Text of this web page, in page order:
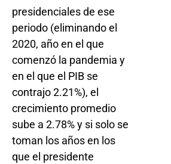
presidenciales de ese
periodo (eliminando el
2020, año en el que
comenzó la pandemia y
en el que el PIB se
contrajo 2.21%), el
crecimiento promedio
sube a 2.78% y si solo se
toman los años en los
que el presidente